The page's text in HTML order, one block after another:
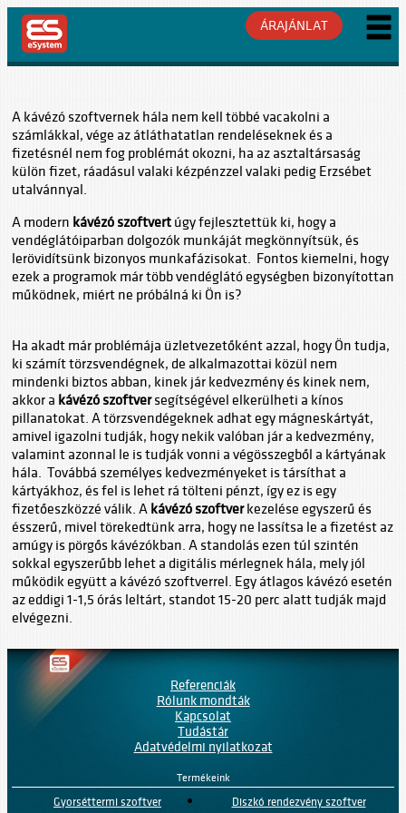
ÁRAJÁNLAT
A kávézó szoftvernek hála nem kell többé vacakolni a
számlákkal, vége az átláthatatlan rendeléseknek és a
fizetésnél nem fog problémát okozni, ha az asztaltársaság
külön fizet, ráadásul valaki kézpénzzel valaki pedig Erzsébet
utalvánnyal.
A modern kávézó szoftvert úgy fejlesztettük ki, hogy a
vendéglátóiparban dolgozók munkáját megkönnyítsük, és
lerövidítsünk bizonyos munkafázisokat. Fontos kiemelni, hogy
ezek a programok már több vendéglátó egységben bizonyítottan
működnek, miért ne próbálná ki Ön is?
Ha akadt már problémája üzletvezetőként azzal, hogy Ön tudja,
ki számít törzsvendégnek, de alkalmazottai közül nem
mindenki biztos abban, kinek jár kedvezmény és kinek nem,
akkor a kávézó szoftversegítségével elkerülheti a kínos
pillanatokat. A törzsvendégeknek adhat egy mágneskártyát,
amivel igazolni tudják, hogy nekik valóban jár a kedvezmény,
valamint azonnal le is tudják vonni a végösszegből a kártyának
hála. Továbbá személyes kedvezményeket is társíthat a
kártyákhoz, és fel is lehet rá tölteni pénzt, így ez is egy
fizetőeszközzé válik. A kávézó szoftverkezelése egyszerű és
ésszerű, mivel törekedtünk arra, hogy ne lassítsa le a fizetést az
amúgy is pörgős kávézókban. A standolás ezen túl szintén
sokkal egyszerűbb lehet a digitális mérlegnek hála, mely jól
működik együtt a kávézó szoftverrel. Egy átlagos kávézó esetén
az eddigi 1-1,5 órás leltárt, standot 15-20 perc alatt tudják majd
elvégezni.
Referenciák
Rólunk mondták
Kapcsolat
Tudástár
Adatvédelmi nyilatkozat
Termékeink
Gyorséttermi szoftver
Diszkó rendezvény szoftver